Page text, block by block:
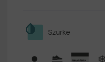
Szürke